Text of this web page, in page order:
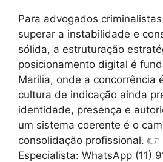
Para advogados
superar a instabilidade e
sólida, a estruturação
posicionamento digital é
Marília, onde a concorrência
cultura de indicação ainda
identidade, presença e
um sistema coerente é o
consolidação profissional. 👉
Especialista: WhatsApp (11)